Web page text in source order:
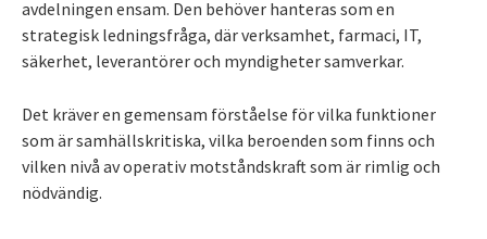
avdelningen ensam. Den behöver hanteras som en
strategisk ledningsfråga, där verksamhet, farmaci, IT,
säkerhet, leverantörer och myndigheter samverkar.
Det kräver en gemensam förståelse för vilka funktioner
som är samhällskritiska, vilka beroenden som finns och
vilken nivå av operativ motståndskraft som är rimlig och
nödvändig.